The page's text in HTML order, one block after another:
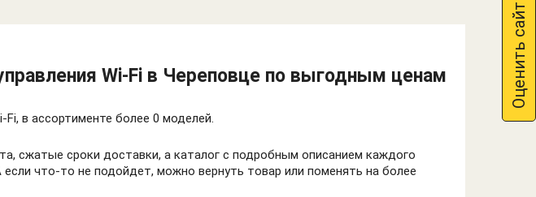
Wi-Fi в Череповце по выгодным ценам
в ассортименте более 0 моделей.
сжатые сроки доставки, а каталог с подробным описанием каждого
что-то не подойдет, можно вернуть товар или поменять на более
Оценить сайт